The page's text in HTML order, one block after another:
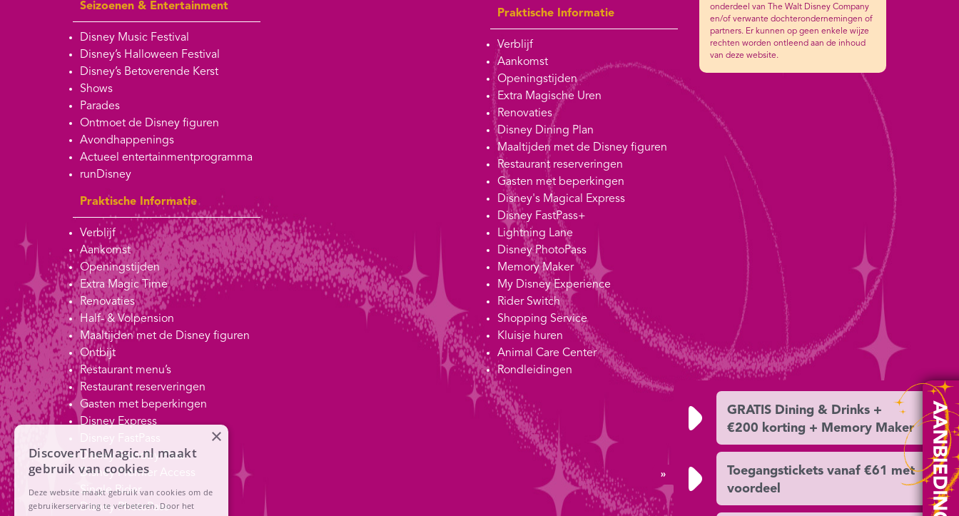
Seizoenen & Entertainment
Disney Music Festival
Disney’s Halloween Festival
Disney’s Betoverende Kerst
Shows
Parades
Ontmoet de Disney figuren
Avondhappenings
Actueel entertainmentprogramma
runDisney
Praktische Informatie
Verblijf
Aankomst
Openingstijden
Extra Magic Time
Renovaties
Half- & Volpension
Maaltijden met de Disney figuren
Ontbijt
Restaurant menu’s
Restaurant reserveringen
Gasten met beperkingen
Disney Express
Disney FastPass
Disney Standby Pass
Disney Premier Access
Single Rider
Disney PhotoPass
Praktische Informatie
Verblijf
Aankomst
Openingstijden
Extra Magische Uren
Renovaties
Disney Dining Plan
Maaltijden met de Disney figuren
Restaurant reserveringen
Gasten met beperkingen
Disney's Magical Express
Disney FastPass+
Lightning Lane
Disney PhotoPass
Memory Maker
My Disney Experience
Rider Switch
Shopping Service
Kluisje huren
Animal Care Center
Rondleidingen
onderdeel van The Walt Disney Company
en/of verwante dochterondernemingen of
partners. Er kunnen op geen enkele wijze
rechten worden ontleend aan de inhoud
van deze website.
»
GRATIS Dining & Drinks +
€200 korting + Memory Maker
Toegangstickets vanaf €61 met
voordeel
DiscoverTheMagic.nl maakt
gebruik van cookies
Deze website maakt gebruik van cookies om de
gebruikerservaring te verbeteren. Door het
×